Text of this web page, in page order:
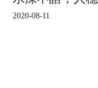
2020-08-11